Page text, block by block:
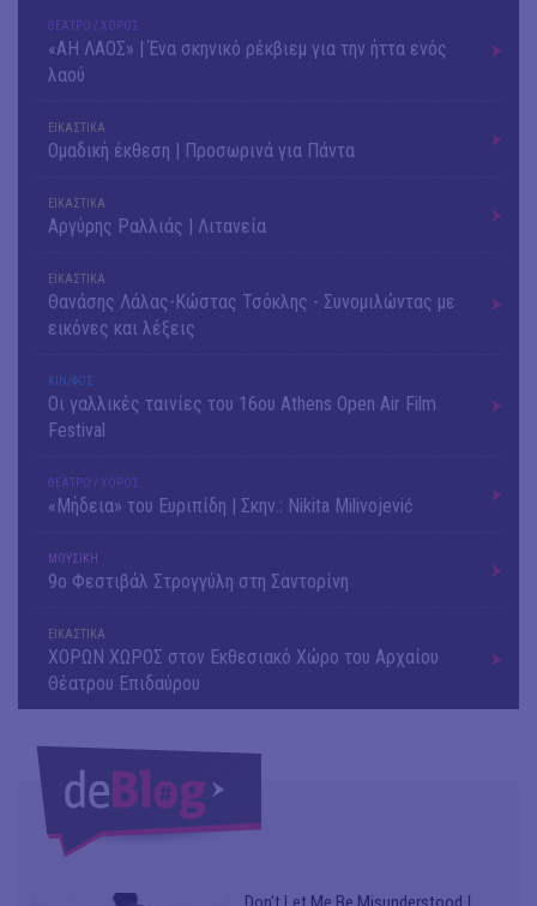
ΘΕΑΤΡΟ / ΧΟΡΟΣ
«ΑΗ ΛΑΟΣ» | Ένα σκηνικό ρέκβιεμ για την ήττα ενός
λαού
ΕΙΚΑΣΤΙΚΑ
Ομαδική έκθεση | Προσωρινά για Πάντα
ΕΙΚΑΣΤΙΚΑ
Αργύρης Ραλλιάς | Λιτανεία
ΕΙΚΑΣΤΙΚΑ
Θανάσης Λάλας-Κώστας Τσόκλης - Συνομιλώντας με
εικόνες και λέξεις
ΚΙΝ/ΦΟΣ
Οι γαλλικές ταινίες του 16ου Athens Open Air Film
Festival
ΘΕΑΤΡΟ / ΧΟΡΟΣ
«Μήδεια» του Ευριπίδη | Σκην.: Nikita Milivojević
ΜΟΥΣΙΚΗ
9o Φεστιβάλ Στρογγύλη στη Σαντορίνη
ΕΙΚΑΣΤΙΚΑ
ΧΟΡΩΝ ΧΩΡΟΣ στον Εκθεσιακό Χώρο του Αρχαίου
Θέατρου Επιδαύρου